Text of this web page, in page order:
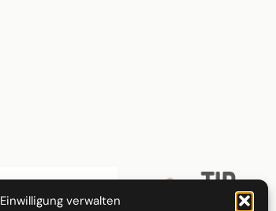
Einwilligung verwalten